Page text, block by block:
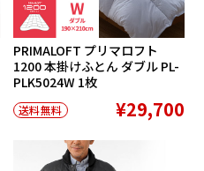
PRIMALOFT プリマロフト
1200 本掛けふとん ダブル PL-
PLK5024W 1枚
送料無料 ¥29,700